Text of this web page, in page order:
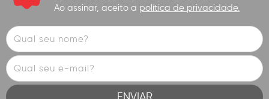
Ao assinar, aceito a política de privacidade.